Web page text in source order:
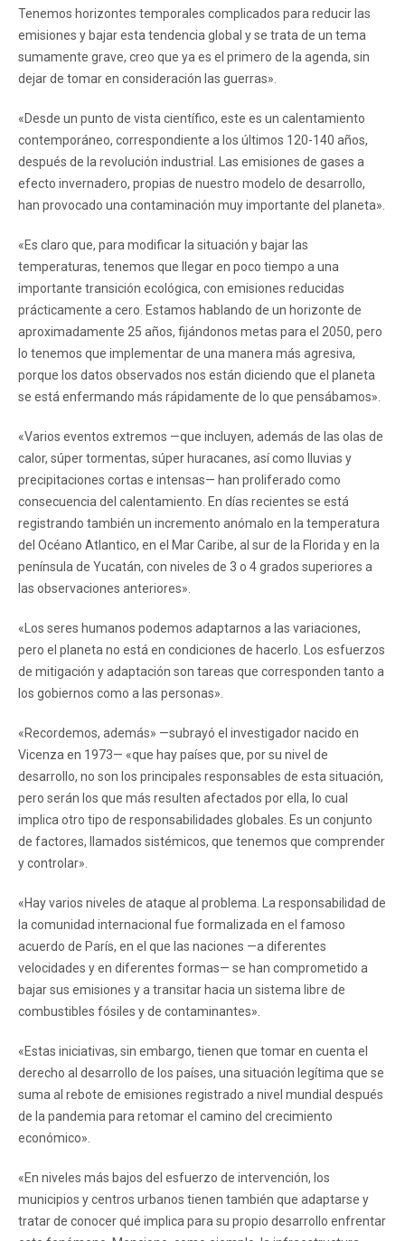
Tenemos horizontes temporales complicados para reducir las
emisiones y bajar esta tendencia global y se trata de un tema
sumamente grave, creo que ya es el primero de la agenda, sin
dejar de tomar en consideración las guerras».
«Desde un punto de vista científico, este es un calentamiento
contemporáneo, correspondiente a los últimos 120-140 años,
después de la revolución industrial. Las emisiones de gases a
efecto invernadero, propias de nuestro modelo de desarrollo,
han provocado una contaminación muy importante del planeta».
«Es claro que, para modificar la situación y bajar las
temperaturas, tenemos que llegar en poco tiempo a una
importante transición ecológica, con emisiones reducidas
prácticamente a cero. Estamos hablando de un horizonte de
aproximadamente 25 años, fijándonos metas para el 2050, pero
lo tenemos que implementar de una manera más agresiva,
porque los datos observados nos están diciendo que el planeta
se está enfermando más rápidamente de lo que pensábamos».
«Varios eventos extremos —que incluyen, además de las olas de
calor, súper tormentas, súper huracanes, así como lluvias y
precipitaciones cortas e intensas— han proliferado como
consecuencia del calentamiento. En días recientes se está
registrando también un incremento anómalo en la temperatura
del Océano Atlantico, en el Mar Caribe, al sur de la Florida y en la
península de Yucatán, con niveles de 3 o 4 grados superiores a
las observaciones anteriores».
«Los seres humanos podemos adaptarnos a las variaciones,
pero el planeta no está en condiciones de hacerlo. Los esfuerzos
de mitigación y adaptación son tareas que corresponden tanto a
los gobiernos como a las personas».
«Recordemos, además» —subrayó el investigador nacido en
Vicenza en 1973— «que hay países que, por su nivel de
desarrollo, no son los principales responsables de esta situación,
pero serán los que más resulten afectados por ella, lo cual
implica otro tipo de responsabilidades globales. Es un conjunto
de factores, llamados sistémicos, que tenemos que comprender
y controlar».
«Hay varios niveles de ataque al problema. La responsabilidad de
la comunidad internacional fue formalizada en el famoso
acuerdo de París, en el que las naciones —a diferentes
velocidades y en diferentes formas— se han comprometido a
bajar sus emisiones y a transitar hacia un sistema libre de
combustibles fósiles y de contaminantes».
«Estas iniciativas, sin embargo, tienen que tomar en cuenta el
derecho al desarrollo de los países, una situación legítima que se
suma al rebote de emisiones registrado a nivel mundial después
de la pandemia para retomar el camino del crecimiento
económico».
«En niveles más bajos del esfuerzo de intervención, los
municipios y centros urbanos tienen también que adaptarse y
tratar de conocer qué implica para su propio desarrollo enfrentar